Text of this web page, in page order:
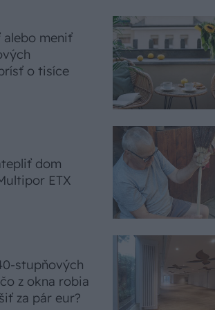
alebo meniť
o tisíce
dom
ETX
stupňových
z okna robia
za pár eur?